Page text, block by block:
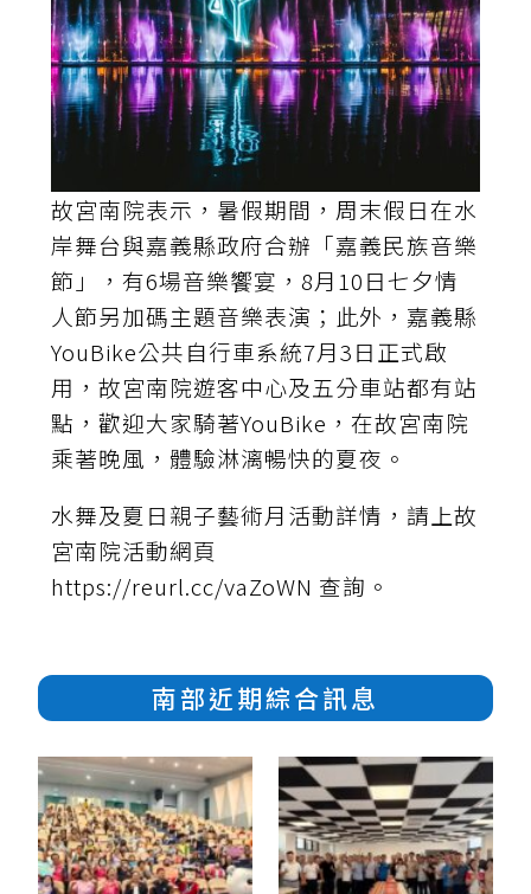
故宮南院表示，暑假期間，周末假日在水
岸舞台與嘉義縣政府合辦「嘉義民族音樂
節」，有6場音樂饗宴，8月10日七夕情
人節另加碼主題音樂表演；此外，嘉義縣
YouBike公共自行車系統7月3日正式啟
用，故宮南院遊客中心及五分車站都有站
點，歡迎大家騎著YouBike，在故宮南院
乘著晚風，體驗淋漓暢快的夏夜。
水舞及夏日親子藝術月活動詳情，請上故
宮南院活動網頁
https://reurl.cc/vaZoWN 查詢。
南部近期綜合訊息